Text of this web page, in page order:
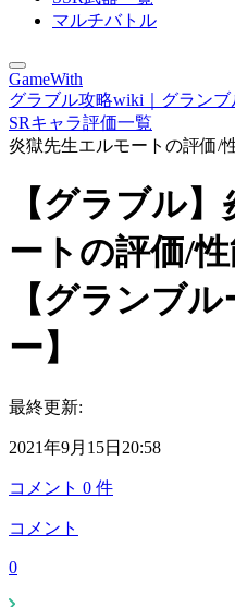
マルチバトル
GameWith
グラブル攻略wiki｜グラン
SRキャラ評価一覧
炎獄先生エルモートの評価/
【グラブル
ートの評価/
【グランブ
ー】
最終更新:
2021年9月15日20:58
コメント 0 件
コメント
0